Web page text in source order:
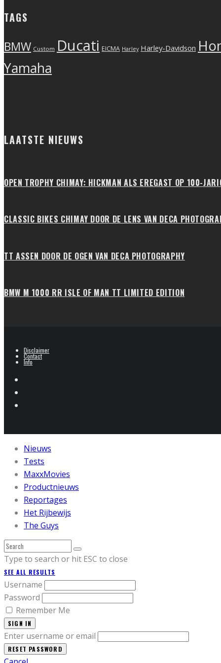
TAGS
BMW Custom Ducati EICMA Harley Harley-Davidson
Yamaha
LAATSTE NIEUWS
OPEN TROPHY CHIMAY: HICKMAN ALS EREGAST OP 100-
CLASSIC BIKES CHIMAY DOOR DE LENS VAN DECA
TT ASSEN DOOR DE OGEN VAN DECA PHOTOGRAPHY
BMW M 1000 RR ISLE OF MAN TT LIMITED EDITION
Disclaimer
Contact
Info
Nieuws
Tests
MaxxMovies
Productnieuws
Reportages
Het Rijbewijs
The Guys
Type to search or hit ESC to close
SEE ALL RESULTS
Username
Password
Remember Me
SIGN IN
Enter username or email